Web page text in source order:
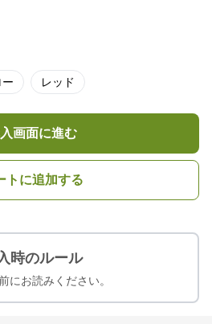
レッド
画面に進む
トに追加する
時のルール
にお読みください。